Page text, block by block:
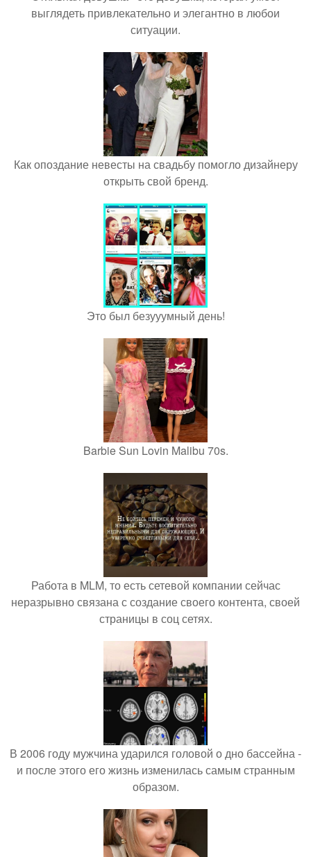
выглядеть привлекательно и элегантно в любои
ситуации.
Как опоздание невесты на свадьбу помогло дизайнеру
открыть свой бренд.
Это был безууумный день!
Barbie Sun Lovin Malibu 70s.
Работа в MLM, то есть сетевой компании сейчас
неразрывно связана с создание своего контента, своей
страницы в соц сетях.
В 2006 году мужчина ударился головой о дно бассейна -
и после этого его жизнь изменилась самым странным
образом.